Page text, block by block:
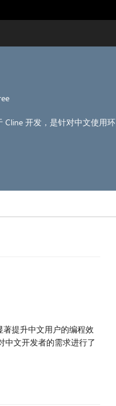
Cline 开发，是针对中文使用环
提升中文用户的编程效
中文开发者的需求进行了